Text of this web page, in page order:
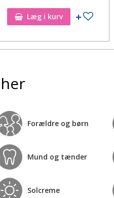
Læg i kurv Tilføj
Forældre og børn
Mund og tænder
Solcreme